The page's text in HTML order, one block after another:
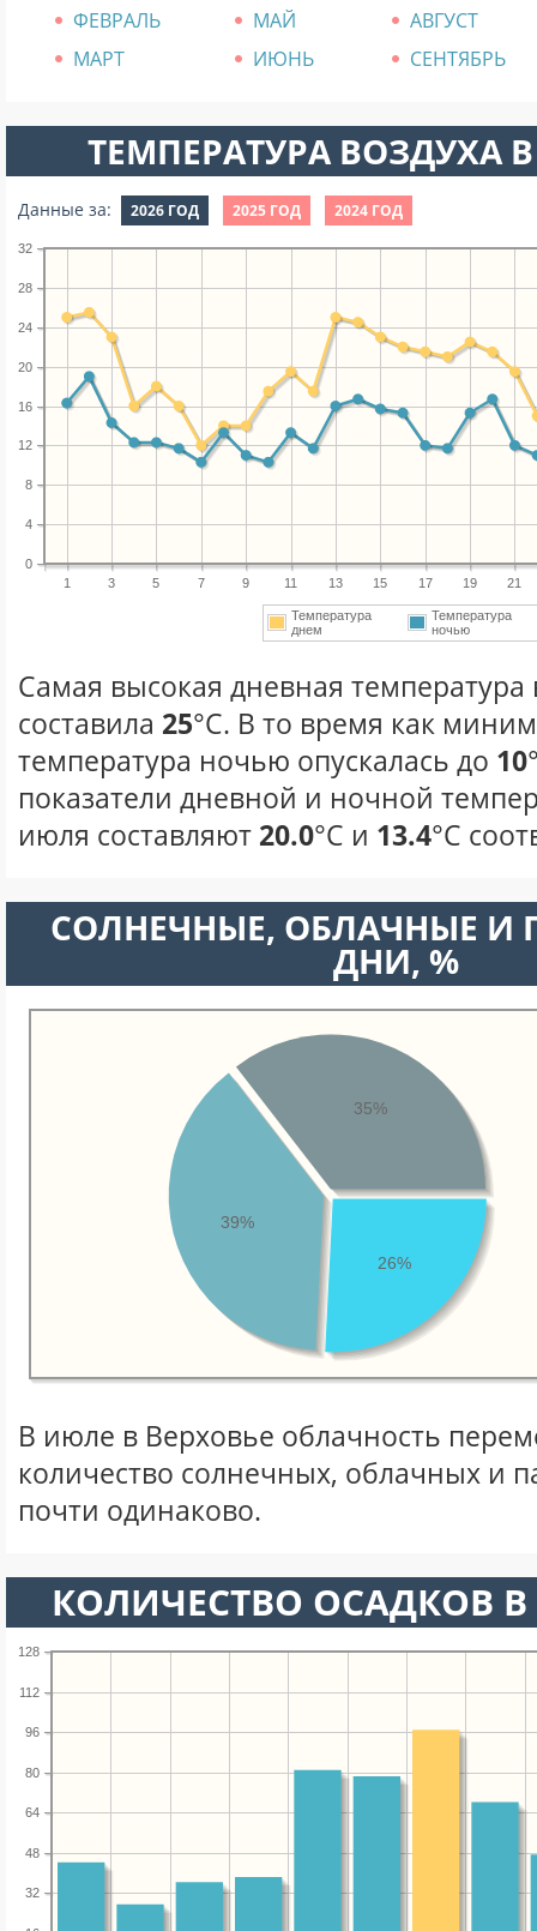
ФЕВРАЛЬ
МАЙ
АВГУСТ
МАРТ
ИЮНЬ СЕНТЯБРЬ
ТЕМПЕРАТУРА ВОЗДУХА
Данные за: 2026 ГОД 2025 ГОД 2024 ГОД
1 3 5 7 9 11 13 15 17 19 21
0
4
8
12
16
20
24
28
32
Температура
днем
Температура
ночью
Самая высокая дневная температура
составила 25°С. В то время как
температура ночью опускалась до 10
показатели дневной и ночной
июля составляют 20.0°С и 13.4°С
CОЛНЕЧНЫЕ, ОБЛАЧНЫЕ И
ДНИ, %
26%
39%
35%
В июле в Верховье облачность
количество солнечных, облачных и
почти одинаково.
КОЛИЧЕСТВО ОСАДКОВ
32
48
64
80
96
112
128